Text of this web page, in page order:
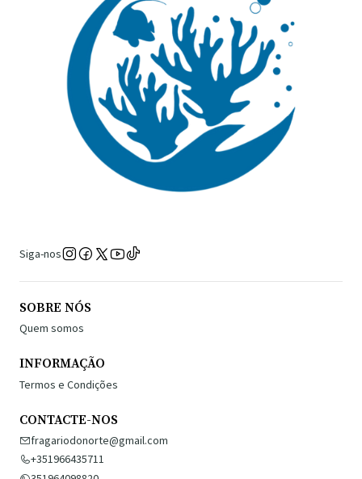
Siga-nos
SOBRE NÓS
Quem somos
INFORMAÇÃO
Termos e Condições
CONTACTE-NOS
fragariodonorte@gmail.com
+351966435711